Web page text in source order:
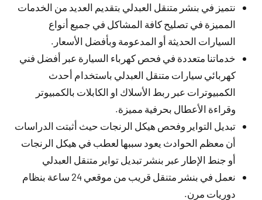
نتميز في بنشر متنقل العبدلي بتقديم العديد من الخدمات
المميزة في تصليح كافة المشاكل في جميع أنواع
السيارات الحديثة أو المدعومة وبأفضل الأسعار.
خدماتنا متعددة في فحص كهرباء السيارة عبر أفضل فني
كهربائي سيارات متنقل العبدلي باستخدام أحدث
الكمبيوترات عبر ربط الأسلاك او الكابلات بالكمبيوتر
وقراءة الأعطال بحرفية مميزة.
تبديل التواير وفحص هيكل الرنجات حيث أثبتت الدراسات
أن معظم الحوادث يعود سببها لعطب في هيكل الرنجات
أو جنط الإطار عبر بنشر تبديل تواير متنقل العبدلي
نعمل في بنشر متنقل قريب من موقعي 24 ساعة بنظام
دوريات مرن.